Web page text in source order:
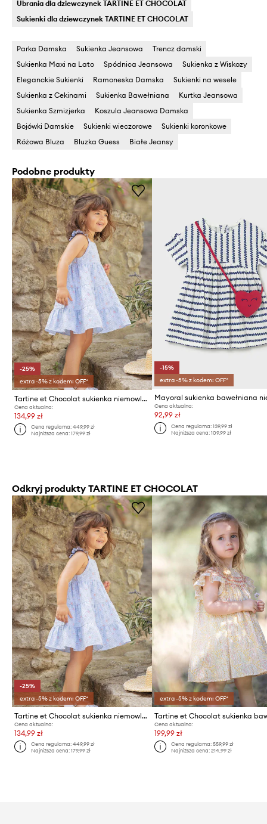
Ubrania dla dziewczynek TARTINE ET CHOCOLAT
Sukienki dla dziewczynek TARTINE ET CHOCOLAT
Parka Damska Sukienka Jeansowa
Trencz damski
Sukienka Maxi na Lato
Spódnica Jeansowa
Sukienka z Wiskozy
Eleganckie Sukienki
Ramoneska Damska
Sukienki na wesele
Sukienka z Cekinami
Sukienka Bawełniana
Kurtka Jeansowa
Sukienka Szmizjerka
Koszula Jeansowa Damska
Bojówki Damskie
Sukienki wieczorowe
Sukienki koronkowe
Różowa Bluza
Bluzka Guess Białe Jeansy
Podobne produkty
-25%
extra -5% z kodem: OFF*
Tartine et Chocolat sukienka niemowlęca
Cena aktualna:
134,99 zł
Cena regularna:449,99 zł
Najniższa cena:179,99 zł
-15%
extra -5% z kodem: OFF*
Cena aktualna:
92,99 zł
Cena regularna: 139,99 zł
Najniższa cena: 109,99 zł
Odkryj produkty TARTINE ET CHOCOLAT
-25%
extra -5% z kodem: OFF*
Tartine et Chocolat sukienka niemowlęca
Cena aktualna:
134,99 zł
Cena regularna:449,99 zł
Najniższa cena:179,99 zł
extra -5% z kodem: OFF*
Cena aktualna:
199,99 zł
Cena regularna: 559,99 zł
Najniższa cena: 214,99 zł